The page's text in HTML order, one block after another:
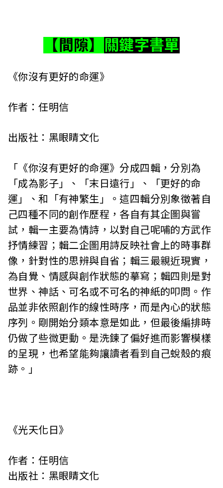
【間隙】 關鍵字書單
《你沒有更好的命運》
作者：任明信
出版社：黑眼睛文化
「《你沒有更好的命運》分成四輯，分別為
「成為影子」、「末日遠行」、「更好的命
運」、和「有神繁生」。這四輯分別象徵著自
己四種不同的創作歷程，各自有其企圖與嘗
試，輯一主要為情詩，以對自己呢哺的方武作
抒情練習；輯二企圖用詩反映社會上的時事群
像，針對性的思辨與自省；輯三最親近現實，
為自覺、情感與創作狀態的摹寫；輯四則是對
世界、神話、可名或不可名的神紙的叩問。作
品並非依照創作的線性時序，而是內心的狀態
序列。剛開始分類本意是如此，但最後編排時
仍做了些微更動。是洗鍊了偏好進而影響模樣
的呈現，也希望能夠讓讀者看到自己蛻殼的痕
跡。」
《光天化日》
作者：任明信
出版社：黑眼睛文化